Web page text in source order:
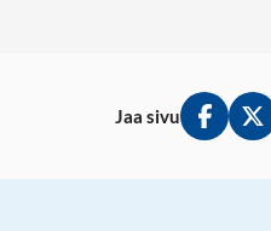
Jaa sivu
Jaa